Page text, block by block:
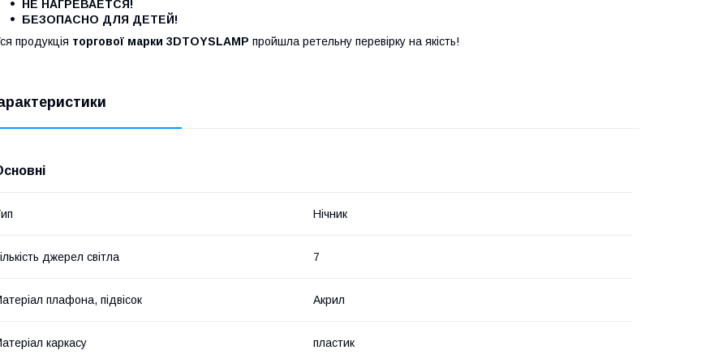
НЕ НАГРЕВАЕТСЯ!
БЕЗОПАСНО ДЛЯ ДЕТЕЙ!
продукція торгової марки 3DTOYSLAMP пройшла ретельну перевірку на якість!
Нічник
джерел світла 7
плафона, підвісок Акрил
каркасу пластик